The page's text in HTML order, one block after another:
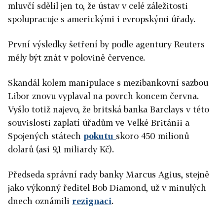
mluvčí sdělil jen to, že ústav v celé záležitosti
spolupracuje s americkými i evropskými úřady.
První výsledky šetření by podle agentury Reuters
měly být znát v polovině července.
Skandál kolem manipulace s mezibankovní sazbou
Libor znovu vyplaval na povrch koncem června.
Vyšlo totiž najevo, že britská banka Barclays v této
souvislosti zaplatí úřadům ve Velké Británii a
Spojených státech pokutu skoro 450 milionů
dolarů (asi 9,1 miliardy Kč).
Předseda správní rady banky Marcus Agius, stejně
jako výkonný ředitel Bob Diamond, už v minulých
dnech oznámili rezignaci.